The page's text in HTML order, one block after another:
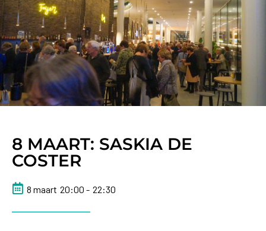
8 MAART: SASKIA DE
COSTER
8 maart 20:00 - 22:30